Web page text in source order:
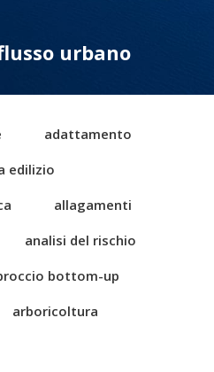
urbano
adattamento
edilizio
allagamenti
analisi del rischio
bottom-up
arboricoltura